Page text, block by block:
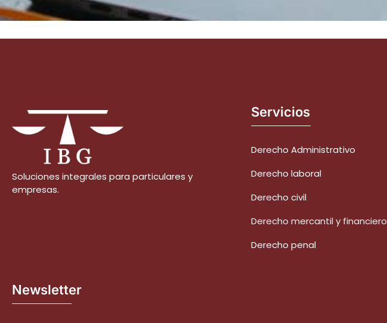
Soluciones integrales para particulares y
empresas.
Servicios
Derecho Administrativo
Derecho laboral
Derecho civil
Derecho mercantil y financiero
Derecho penal
Newsletter